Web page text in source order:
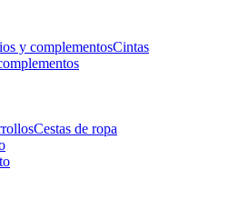
y complementosCintas
Cestas de ropa